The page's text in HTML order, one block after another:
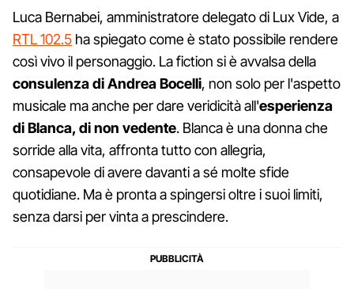
Luca Bernabei, amministratore delegato di Lux Vide, a
RTL 102.5 ha spiegato come è stato possibile rendere
così vivo il personaggio. La fiction si è avvalsa della
consulenza di Andrea Bocelli, non solo per l'aspetto
musicale ma anche per dare veridicità all'esperienza
di Blanca, di non vedente. Blanca è una donna che
sorride alla vita, affronta tutto con allegria,
consapevole di avere davanti a sé molte sfide
quotidiane. Ma è pronta a spingersi oltre i suoi limiti,
senza darsi per vinta a prescindere.